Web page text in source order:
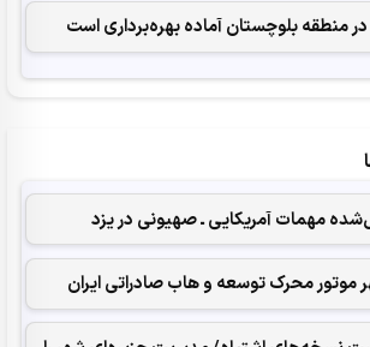
‌مهمات آمریکایی ـ صهیونی در یزد
موتور محرک توسعه و هاب صادراتی ایران